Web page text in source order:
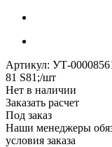
Артикул: УТ-
81 S81 ;/шт
Нет в наличии
Заказать расчет
Под заказ
Наши менеджеры
условия заказа